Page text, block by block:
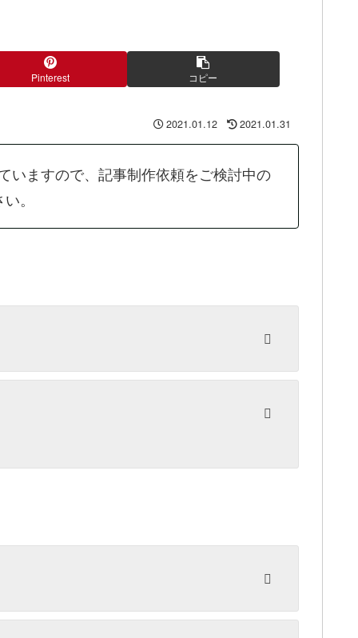
Pinterest コピー
2021.01.12 2021.01.31
いますので、記事制作依頼をご検討中の
。